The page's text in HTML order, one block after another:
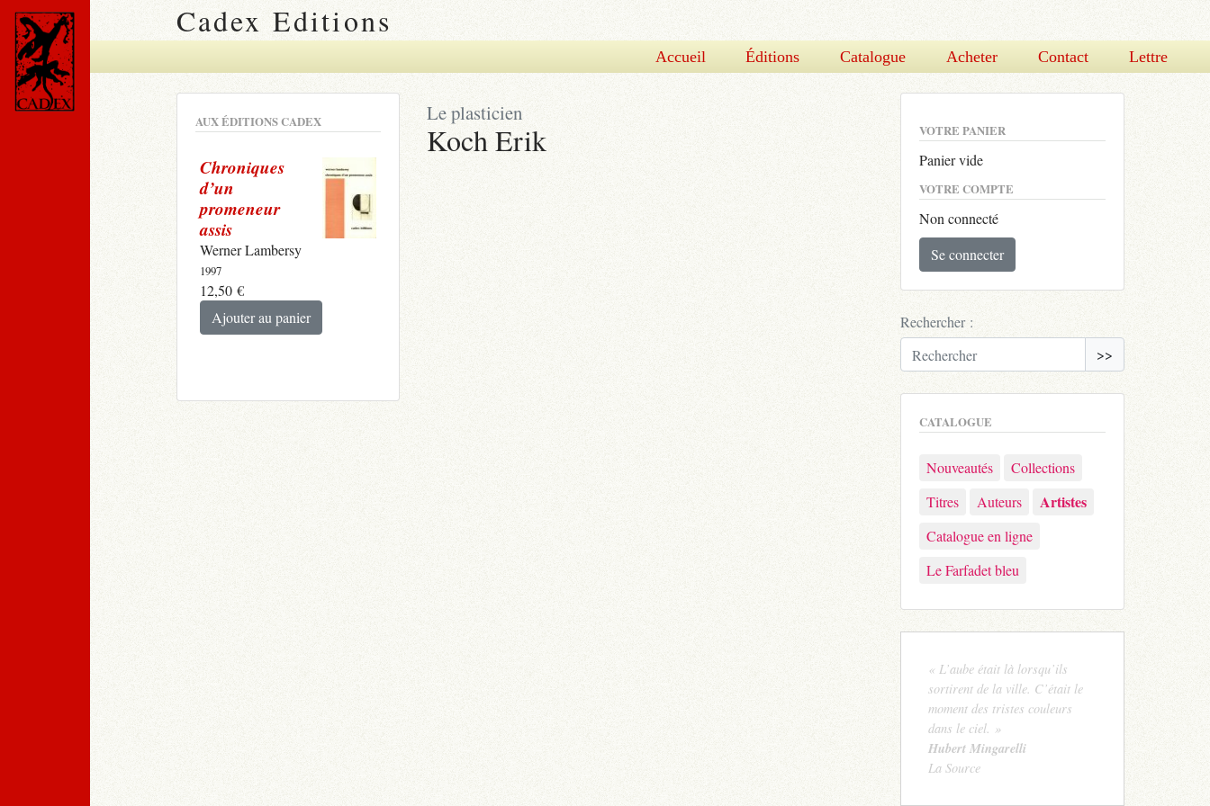
Cadex Editions
Accueil Éditions Catalogue Acheter Contact Lettre
Le plasticien
Koch Erik VOTRE PANIER
Panier vide
VOTRE COMPTE
Non connecté
Se connecter
Rechercher :
>>
CATALOGUE
Nouveautés
Collections
Titres
Auteurs Artistes
Catalogue en ligne
Le Farfadet bleu
« L’aube était là lorsqu’ils
sortirent de la ville. C’était le
moment des tristes couleurs
dans le ciel. »
Hubert Mingarelli
La Source
AUX ÉDITIONS CADEX
Chroniques
d’un
promeneur
assis
Werner Lambersy
1997
12,50 €
Ajouter au panier